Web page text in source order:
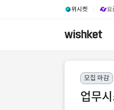
위시켓 요
모집 마감
업무